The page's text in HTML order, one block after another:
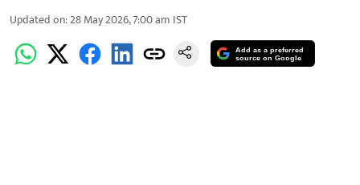
Updated on:28 May 2026, 7:00 am IST
Add as a preferred
source on Google